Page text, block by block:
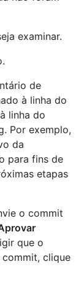
examinar.
de
à linha do
linha do
Por exemplo,
da
para fins de
etapas
o commit
que o
clique